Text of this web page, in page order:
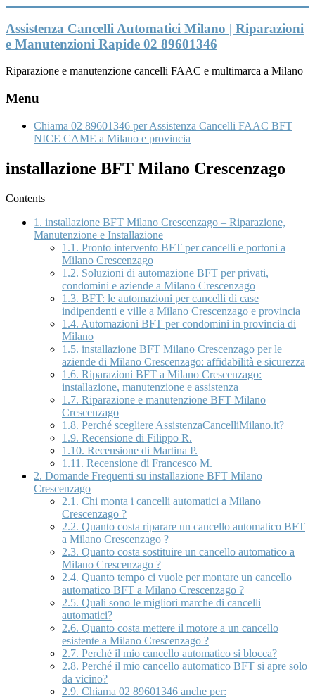
al
contenuto
Assistenza Cancelli Automatici Milano | Riparazioni
e Manutenzioni Rapide 02 89601346
Riparazione e manutenzione cancelli FAAC e multimarca a Milano
Menu
Chiama 02 89601346 per Assistenza Cancelli FAAC BFT
NICE CAME a Milano e provincia
installazione BFT Milano Crescenzago
Contents
1. installazione BFT Milano Crescenzago – Riparazione,
Manutenzione e Installazione
1.1. Pronto intervento BFT per cancelli e portoni a
Milano Crescenzago
1.2. Soluzioni di automazione BFT per privati,
condomini e aziende a Milano Crescenzago
1.3. BFT: le automazioni per cancelli di case
indipendenti e ville a Milano Crescenzago e provincia
1.4. Automazioni BFT per condomini in provincia di
Milano
1.5. installazione BFT Milano Crescenzago per le
aziende di Milano Crescenzago: affidabilità e sicurezza
1.6. Riparazioni BFT a Milano Crescenzago:
installazione, manutenzione e assistenza
1.7. Riparazione e manutenzione BFT Milano
Crescenzago
1.8. Perché scegliere AssistenzaCancelliMilano.it?
1.9. Recensione di Filippo R.
1.10. Recensione di Martina P.
1.11. Recensione di Francesco M.
2. Domande Frequenti su installazione BFT Milano
Crescenzago
2.1. Chi monta i cancelli automatici a Milano
Crescenzago ?
2.2. Quanto costa riparare un cancello automatico BFT
a Milano Crescenzago ?
2.3. Quanto costa sostituire un cancello automatico a
Milano Crescenzago ?
2.4. Quanto tempo ci vuole per montare un cancello
automatico BFT a Milano Crescenzago ?
2.5. Quali sono le migliori marche di cancelli
automatici?
2.6. Quanto costa mettere il motore a un cancello
esistente a Milano Crescenzago ?
2.7. Perché il mio cancello automatico si blocca?
2.8. Perché il mio cancello automatico BFT si apre solo
da vicino?
2.9. Chiama 02 89601346 anche per: